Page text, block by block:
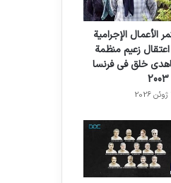
الأعمال الإجرامية
زعيم منظمة
خلق في فرنسا